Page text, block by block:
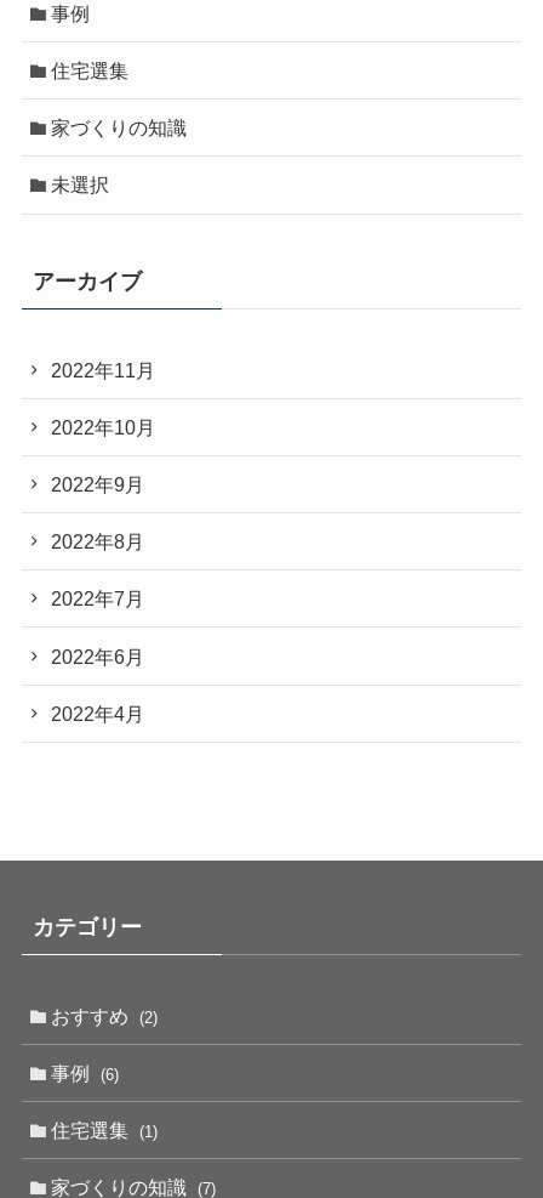
事例
住宅選集
家づくりの知識
未選択
アーカイブ
2022年11月
2022年10月
2022年9月
2022年8月
2022年7月
2022年6月
2022年4月
カテゴリー
おすすめ (2)
事例 (6)
住宅選集 (1)
家づくりの知識 (7)